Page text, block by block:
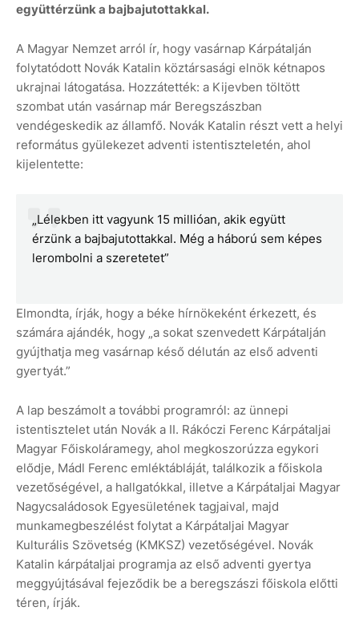
együttérzünk a bajbajutottakkal.
A Magyar Nemzet arról ír, hogy vasárnap Kárpátalján
folytatódott Novák Katalin köztársasági elnök kétnapos
ukrajnai látogatása. Hozzátették: a Kijevben töltött
szombat után vasárnap már Beregszászban
vendégeskedik az államfő. Novák Katalin részt vett a helyi
református gyülekezet adventi istentiszteletén, ahol
kijelentette:
„Lélekben itt vagyunk 15 millióan, akik együtt
érzünk a bajbajutottakkal. Még a háború sem képes
lerombolni a szeretetet”
Elmondta, írják, hogy a béke hírnökeként érkezett, és
számára ajándék, hogy „a sokat szenvedett Kárpátalján
gyújthatja meg vasárnap késő délután az első adventi
gyertyát.”
A lap beszámolt a további programról: az ünnepi
istentisztelet után Novák a II. Rákóczi Ferenc Kárpátaljai
Magyar Főiskoláramegy, ahol megkoszorúzza egykori
elődje, Mádl Ferenc emléktábláját, találkozik a főiskola
vezetőségével, a hallgatókkal, illetve a Kárpátaljai Magyar
Nagycsaládosok Egyesületének tagjaival, majd
munkamegbeszélést folytat a Kárpátaljai Magyar
Kulturális Szövetség (KMKSZ) vezetőségével. Novák
Katalin kárpátaljai programja az első adventi gyertya
meggyújtásával fejeződik be a beregszászi főiskola előtti
téren, írják.